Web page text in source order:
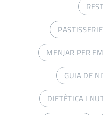
MENJAR PER
GUIA DE
DIETÈTICA I